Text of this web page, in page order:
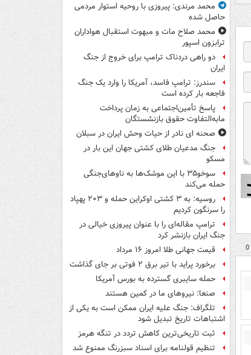
محمد مرندی: پیروزی با روحیه استوار مردمی
حاصل شده
محمد صلاح مات و مبهوت استقبال هواداران
ترابزون اسپور
دو راهی دردناک ترامپ برای خروج از جنگ
ایران
سندرز: ترامپ فاسد، آمریکا را وارد یک جنگ
فاجعه بار کرده است
پاسخ تأمین‌اجتماعی به زمان پرداخت
مابه‌التفاوت حقوق بازنشستگان
صحنه ای نادر از حیات وحش ایران در سبلان
جنگ مدعیان طلای کشتی جهان این بار در
مسکو
سوخو۳۵ با این موشک‌ها به ناوهای‌جنگی
حمله می‌کند
روسیه: به ۳ کشتی اوکراین حمله و ۲۰۳ پهپاد
را سرنگون کردیم
ترامپ مقاله‌ای را با عنوان پیروزی خیالی در
جنگ ایران بازنشر کرد
قیمت جهانی طلا امروز ۱۶ مرداد
برخورد پراید با تیر برق ۲ فوتی بر جای گذاشت
حمله سایبری گسترده به بورس آمریکا
صنعا: نیروهای ما در کمین‌ هستند
تلگراف: جنگ علیه ایران ممکن است به یکی از
اشتباهات تاریخ تبدیل شود
ثبت تاریخی‌ترین کاهش تردد در تنگه هرمز
تنظیم قولنامه برای اسناد سبزرنگ ممنوع شد